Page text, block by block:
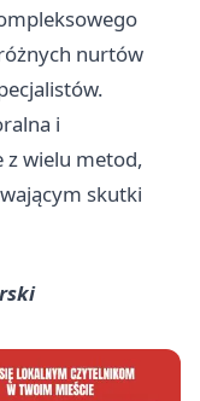
nurtów
i
z wielu metod,
skutki